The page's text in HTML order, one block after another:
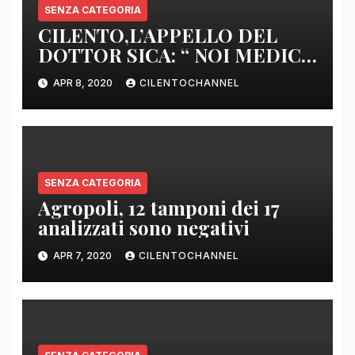
SENZA CATEGORIA
CILENTO,L’APPELLO DEL
DOTTOR SICA: “ NOI MEDICI
DI BASE SIAMO SENZA ARMI
E SENZA PRESIDI”
APR 8, 2020 CILENTOCHANNEL
SENZA CATEGORIA
Agropoli, 12 tamponi dei 17
analizzati sono negativi
APR 7, 2020 CILENTOCHANNEL